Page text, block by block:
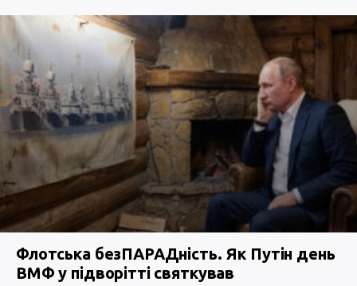
Флотська безПАРАДність. Як Путін день
ВМФ у підворітті святкував